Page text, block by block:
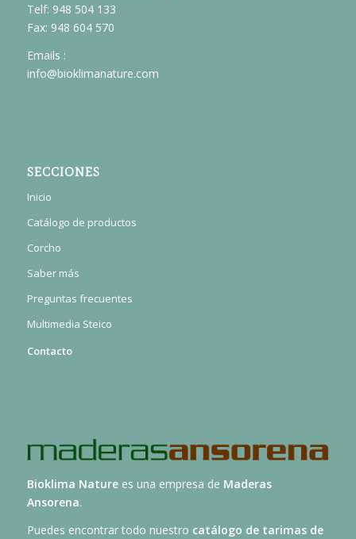
Telf: 948 504 133
Fax: 948 604 570
Emails :
info@bioklimanature.com
SECCIONES
Inicio
Catálogo de productos
Corcho
Saber más
Preguntas frecuentes
Multimedia Steico
Contacto
Bioklima Naturees una empresa de Maderas
Ansorena.
Puedes encontrar todo nuestro catálogo de tarimas de